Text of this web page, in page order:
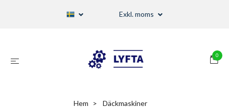
Exkl. moms
0
Hem Däckmaskiner